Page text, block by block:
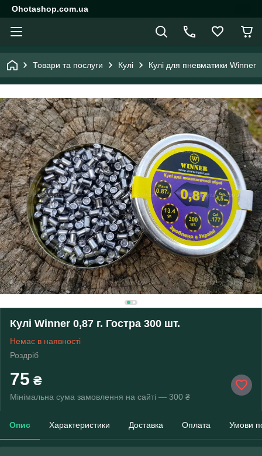
Ohotashop.com.ua
Товари та послуги Кулі Кулі для пневматики Winner
Кулі Winner 0,87 г. Гостра 300 шт.
Немає в наявності
Роздріб
75 ₴
Мінімальна сума замовлення на сайті — 300 ₴
Опис Характеристики Доставка Оплата Умови